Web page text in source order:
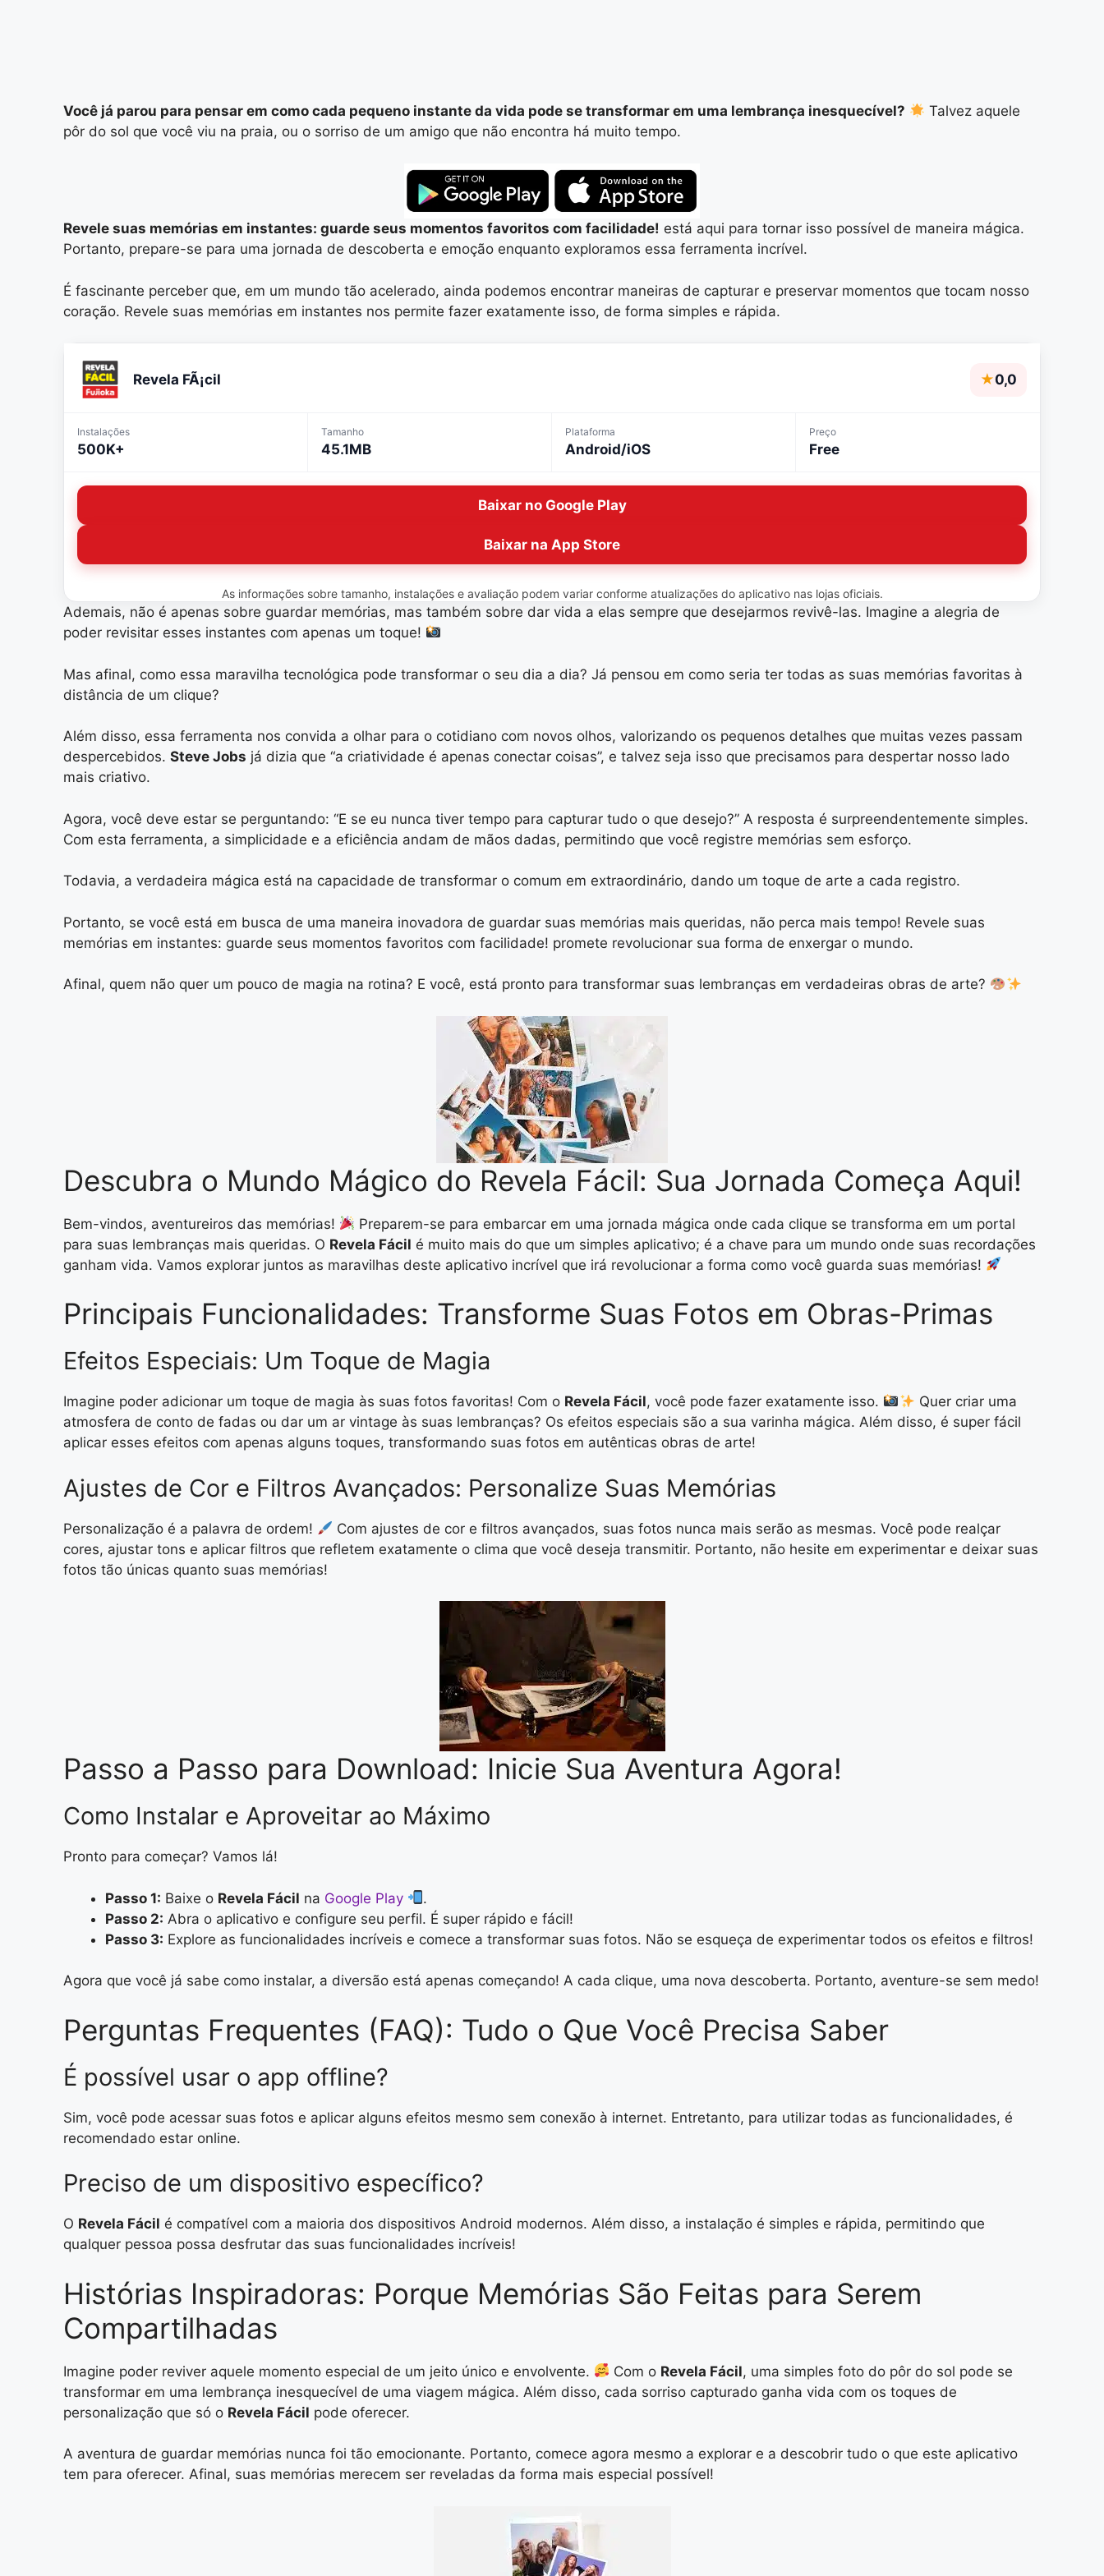
Você já parou para pensar em como cada pequeno instante da vida pode se transformar em uma lembrança inesquecível?
Talvez aquele
pôr do sol que você viu na praia, ou o sorriso de um amigo que não encontra há muito tempo.
Revele suas memórias em instantes: guarde seus momentos favoritos com facilidade! está aqui para tornar isso possível de maneira mágica.
Portanto, prepare-se para uma jornada de descoberta e emoção enquanto exploramos essa ferramenta incrível.
É fascinante perceber que, em um mundo tão acelerado, ainda podemos encontrar maneiras de capturar e preservar momentos que tocam nosso
coração. Revele suas memórias em instantes nos permite fazer exatamente isso, de forma simples e rápida.
Revela FÃ¡cil ★0,0
Instalações
500K+
Tamanho
45.1MB
Plataforma
Android/iOS
Preço
Free
Baixar no Google Play
Baixar na App Store
As informações sobre tamanho, instalações e avaliação podem variar conforme atualizações do aplicativo nas lojas oficiais.
Ademais, não é apenas sobre guardar memórias, mas também sobre dar vida a elas sempre que desejarmos revivê-las. Imagine a alegria de
poder revisitar esses instantes com apenas um toque!
Mas afinal, como essa maravilha tecnológica pode transformar o seu dia a dia? Já pensou em como seria ter todas as suas memórias favoritas à
distância de um clique?
Além disso, essa ferramenta nos convida a olhar para o cotidiano com novos olhos, valorizando os pequenos detalhes que muitas vezes passam
despercebidos. Steve Jobs já dizia que “a criatividade é apenas conectar coisas”, e talvez seja isso que precisamos para despertar nosso lado
mais criativo.
Agora, você deve estar se perguntando: “E se eu nunca tiver tempo para capturar tudo o que desejo?” A resposta é surpreendentemente simples.
Com esta ferramenta, a simplicidade e a eficiência andam de mãos dadas, permitindo que você registre memórias sem esforço.
Todavia, a verdadeira mágica está na capacidade de transformar o comum em extraordinário, dando um toque de arte a cada registro.
Portanto, se você está em busca de uma maneira inovadora de guardar suas memórias mais queridas, não perca mais tempo! Revele suas
memórias em instantes: guarde seus momentos favoritos com facilidade! promete revolucionar sua forma de enxergar o mundo.
Afinal, quem não quer um pouco de magia na rotina? E você, está pronto para transformar suas lembranças em verdadeiras obras de arte?
Descubra o Mundo Mágico do Revela Fácil: Sua Jornada Começa Aqui!
Bem-vindos, aventureiros das memórias!
Preparem-se para embarcar em uma jornada mágica onde cada clique se transforma em um portal
para suas lembranças mais queridas. O Revela Fácil é muito mais do que um simples aplicativo; é a chave para um mundo onde suas recordações
ganham vida. Vamos explorar juntos as maravilhas deste aplicativo incrível que irá revolucionar a forma como você guarda suas memórias!
Principais Funcionalidades: Transforme Suas Fotos em Obras-Primas
Efeitos Especiais: Um Toque de Magia
Imagine poder adicionar um toque de magia às suas fotos favoritas! Com o Revela Fácil, você pode fazer exatamente isso.
Quer criar uma
atmosfera de conto de fadas ou dar um ar vintage às suas lembranças? Os efeitos especiais são a sua varinha mágica. Além disso, é super fácil
aplicar esses efeitos com apenas alguns toques, transformando suas fotos em autênticas obras de arte!
Ajustes de Cor e Filtros Avançados: Personalize Suas Memórias
Personalização é a palavra de ordem!
Com ajustes de cor e filtros avançados, suas fotos nunca mais serão as mesmas. Você pode realçar
cores, ajustar tons e aplicar filtros que refletem exatamente o clima que você deseja transmitir. Portanto, não hesite em experimentar e deixar suas
fotos tão únicas quanto suas memórias!
Passo a Passo para Download: Inicie Sua Aventura Agora!
Como Instalar e Aproveitar ao Máximo
Pronto para começar? Vamos lá!
Passo 1: Baixe o Revela Fácil na Google Play
.
Passo 2: Abra o aplicativo e configure seu perfil. É super rápido e fácil!
Passo 3: Explore as funcionalidades incríveis e comece a transformar suas fotos. Não se esqueça de experimentar todos os efeitos e filtros!
Agora que você já sabe como instalar, a diversão está apenas começando! A cada clique, uma nova descoberta. Portanto, aventure-se sem medo!
Perguntas Frequentes (FAQ): Tudo o Que Você Precisa Saber
É possível usar o app offline?
Sim, você pode acessar suas fotos e aplicar alguns efeitos mesmo sem conexão à internet. Entretanto, para utilizar todas as funcionalidades, é
recomendado estar online.
Preciso de um dispositivo específico?
O Revela Fácil é compatível com a maioria dos dispositivos Android modernos. Além disso, a instalação é simples e rápida, permitindo que
qualquer pessoa possa desfrutar das suas funcionalidades incríveis!
Histórias Inspiradoras: Porque Memórias São Feitas para Serem
Compartilhadas
Imagine poder reviver aquele momento especial de um jeito único e envolvente. Com o Revela Fácil, uma simples foto do pôr do sol pode se
transformar em uma lembrança inesquecível de uma viagem mágica. Além disso, cada sorriso capturado ganha vida com os toques de
personalização que só o Revela Fácil pode oferecer.
A aventura de guardar memórias nunca foi tão emocionante. Portanto, comece agora mesmo a explorar e a descobrir tudo o que este aplicativo
tem para oferecer. Afinal, suas memórias merecem ser reveladas da forma mais especial possível!